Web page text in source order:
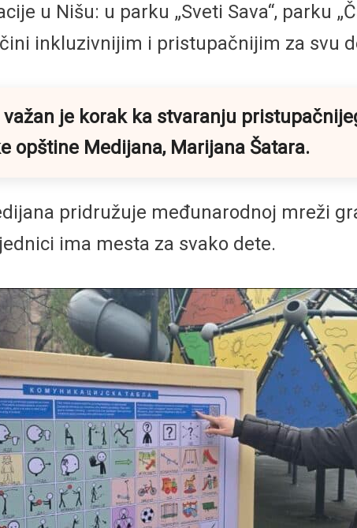
u Nišu: u parku „Sveti Sava“, parku
inkluzivnijim i pristupačnijim za svu
je korak ka stvaranju
opštine Medijana, Marijana Šatara.
pridružuje međunarodnoj mreži
ima mesta za svako dete.